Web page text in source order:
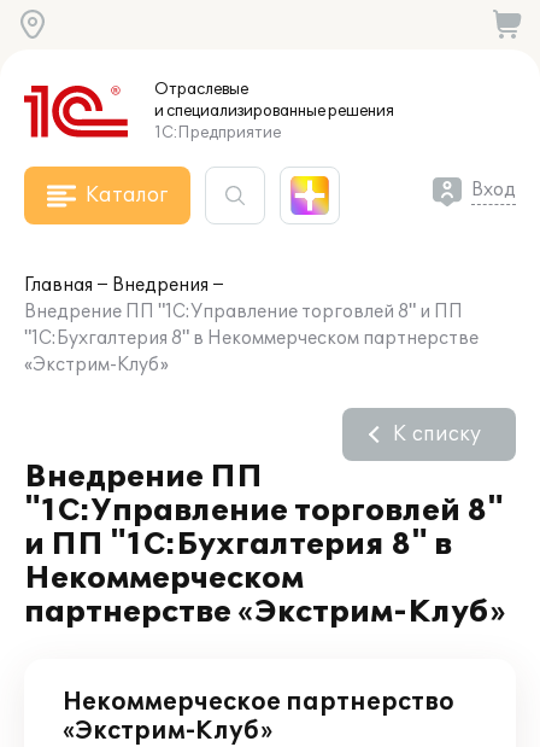
Отраслевые
и специализированныерешения
1С:Предприятие
Каталог Вход
Главная
Внедрения
Внедрение ПП "1С:Управление торговлей 8" и ПП
"1С:Бухгалтерия 8" в Некоммерческом партнерстве
«Экстрим-Клуб»
Внедрение ПП
"1С:Управление торговлей 8"
и ПП "1С:Бухгалтерия 8" в
Некоммерческом
партнерстве «Экстрим-Клуб»
К списку
Некоммерческое партнерство
«Экстрим-Клуб»